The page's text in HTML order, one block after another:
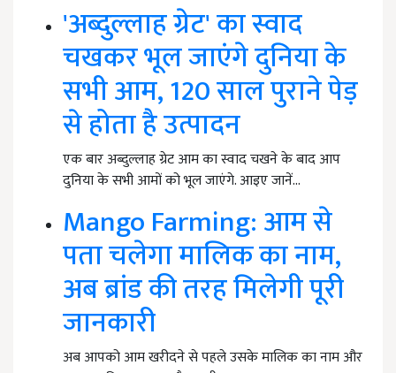
'अब्दुल्लाह ग्रेट' का स्वाद
चखकर भूल जाएंगे दुनिया के
सभी आम, 120 साल पुराने पेड़
से होता है उत्पादन
एक बार अब्दुल्लाह ग्रेट आम का स्वाद चखने के बाद आप
दुनिया के सभी आमों को भूल जाएंगे. आइए जानें…
Mango Farming: आम से
पता चलेगा मालिक का नाम,
अब ब्रांड की तरह मिलेगी पूरी
जानकारी
अब आपको आम खरीदने से पहले उसके मालिक का नाम और